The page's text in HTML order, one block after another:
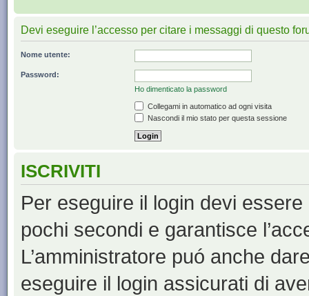
Devi eseguire l’accesso per citare i messaggi di questo
Nome utente:
Password:
Ho dimenticato la password
Collegami in automatico ad ogni visita
Nascondi il mio stato per questa sessione
ISCRIVITI
Per eseguire il login devi
pochi secondi e garantisce
L’amministratore puó anche
eseguire il login assicurati di